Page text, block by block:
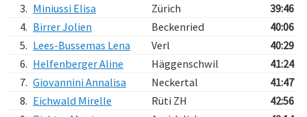
3. Miniussi Elisa Zürich
39:46
4. Birrer Jolien Beckenried
40:06
5. Lees-Bussemas Lena Verl
40:29
6. Helfenberger Aline Häggenschwil
41:24
7. Giovannini Annalisa Neckertal
41:47
8. Eichwald Mirelle Rüti ZH
42:56